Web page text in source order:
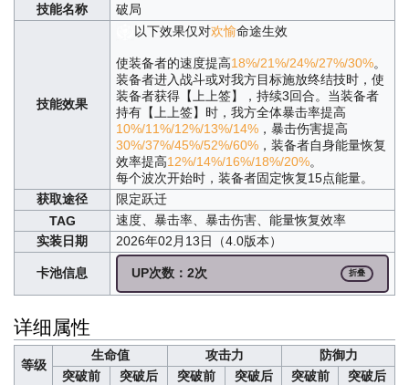
技能名称
破局
技能效果
以下效果仅对欢愉命途生效
使装备者的速度提高18%/21%/24%/27%/30%。
装备者进入战斗或对我方目标施放终结技时，使
装备者获得【上上签】，持续3回合。当装备者
持有【上上签】时，我方全体暴击率提高
10%/11%/12%/13%/14%，暴击伤害提高
30%/37%/45%/52%/60%，装备者自身能量恢复
效率提高12%/14%/16%/18%/20%。
每个波次开始时，装备者固定恢复15点能量。
获取途径
限定跃迁
TAG
速度、暴击率、暴击伤害、能量恢复效率
实装日期
2026年02月13日（4.0版本）
卡池信息 UP次数：2次 折叠
详细属性
等级
生命值 攻击力
防御力
突破前
突破后 突破前 突破后 突破前
突破后